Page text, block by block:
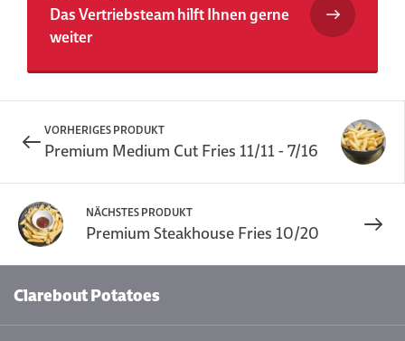
Das Vertriebsteam hilft Ihnen gerne
weiter
VORHERIGES PRODUKT
Premium Medium Cut Fries 11/11 - 7/16
NÄCHSTES PRODUKT
Premium Steakhouse Fries 10/20
Clarebout Potatoes